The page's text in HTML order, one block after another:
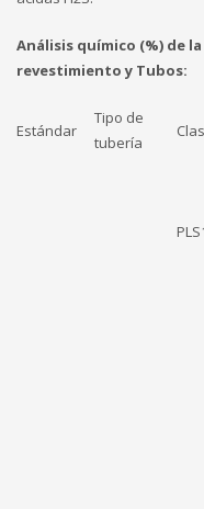
Análisis químico (%) de
revestimiento y Tubos:
Estándar
Tipo de
tubería